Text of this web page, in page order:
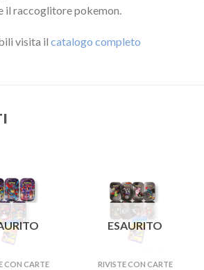
il raccoglitore pokemon.
visita il catalogo completo
CON CARTE
ESAURITO
RIVISTE CON CARTE